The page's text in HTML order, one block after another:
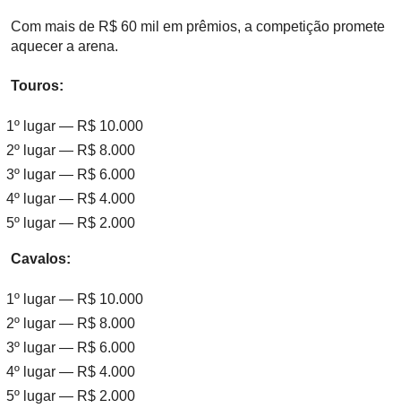
Com mais de R$ 60 mil em prêmios, a competição promete
aquecer a arena.
Touros:
1º lugar — R$ 10.000
2º lugar — R$ 8.000
3º lugar — R$ 6.000
4º lugar — R$ 4.000
5º lugar — R$ 2.000
Cavalos:
1º lugar — R$ 10.000
2º lugar — R$ 8.000
3º lugar — R$ 6.000
4º lugar — R$ 4.000
5º lugar — R$ 2.000